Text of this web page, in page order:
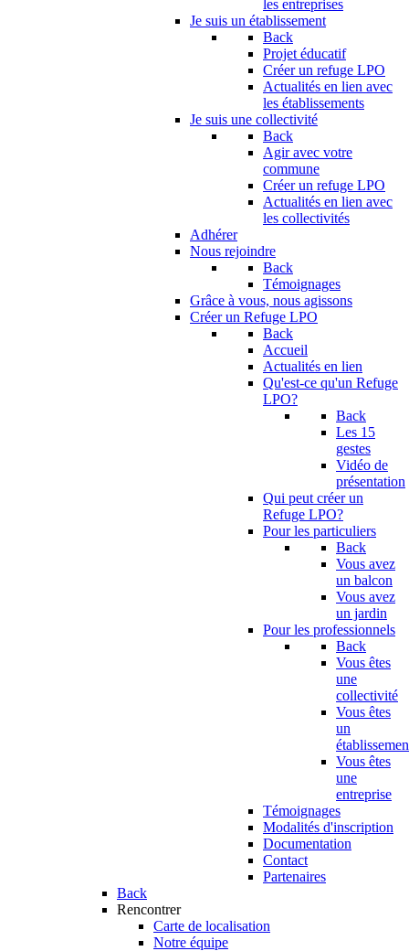
les entreprises
Je suis un établissement
Back
Projet éducatif
Créer un refuge LPO
Actualités en lien avec
les établissements
Je suis une collectivité
Back
Agir avec votre
commune
Créer un refuge LPO
Actualités en lien avec
les collectivités
Adhérer
Nous rejoindre
Back
Témoignages
Grâce à vous, nous agissons
Créer un Refuge LPO
Back
Accueil
Actualités en lien
Qu'est-ce qu'un Refuge
LPO?
Back
Les 15
gestes
Vidéo de
présentation
Qui peut créer un
Refuge LPO?
Pour les particuliers
Back
Vous avez
un balcon
Vous avez
un jardin
Pour les professionnels
Back
Vous êtes
une
collectivité
Vous êtes
un
Vous êtes
une
entreprise
Témoignages
Modalités d'inscription
Documentation
Contact
Partenaires
Back
Rencontrer
Carte de localisation
Notre équipe